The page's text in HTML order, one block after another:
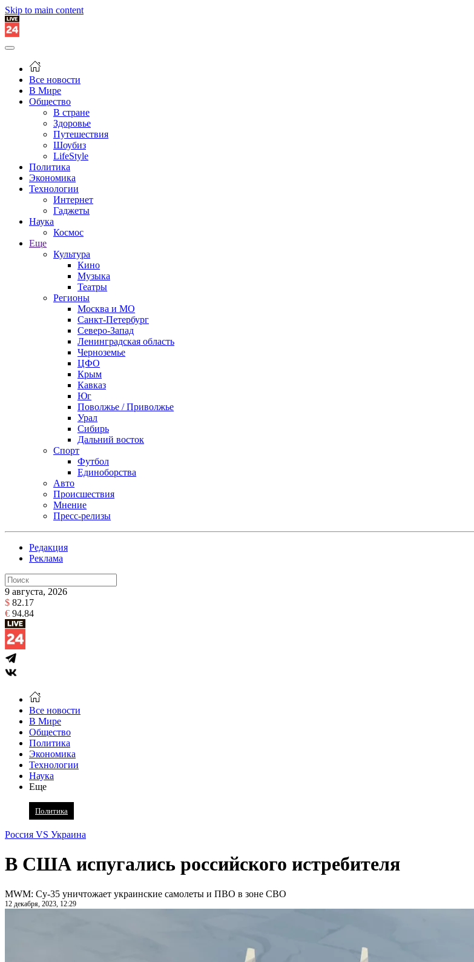
Skip to main content
Все новости
В Мире
Общество
В стране
Здоровье
Путешествия
Шоубиз
LifeStyle
Политика
Экономика
Технологии
Интернет
Гаджеты
Наука
Космос
Еще
Культура
Кино
Музыка
Театры
Регионы
Москва и МО
Санкт-Петербург
Северо-Запад
Ленинградская область
Черноземье
ЦФО
Крым
Кавказ
Юг
Поволжье / Приволжье
Урал
Сибирь
Дальний восток
Спорт
Футбол
Единоборства
Авто
Происшествия
Мнение
Пресс-релизы
Редакция
Реклама
9 августа, 2026
$ 82.17
€ 94.84
Все новости
В Мире
Общество
Политика
Экономика
Технологии
Наука
Еще
Политика
Россия VS Украина
В США испугались российского истребителя
MWM: Су-35 уничтожает украинские самолеты и ПВО в зоне СВО
12 декабря, 2023, 12:29